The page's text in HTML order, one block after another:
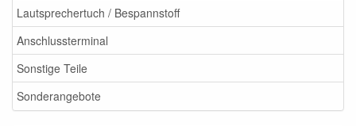
Lautsprechertuch / Bespannstoff
Anschlussterminal
Sonstige Teile
Sonderangebote